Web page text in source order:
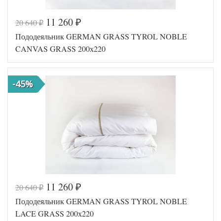
Код товара
561-830
Артикул
GG-52002
00
Ткань
Сатин
Размер
пододеяльника
200х200
Производитель
Код товара
561-799
Артикул
GG-69200
220
20 640₽ 11 260 ₽
Пододеяльник GERMAN GRASS TYROL NOBLE
CANVAS GRASS 200х220
-45%
20 640₽ 11 260 ₽
Пододеяльник GERMAN GRASS TYROL NOBLE
LACE GRASS 200х220